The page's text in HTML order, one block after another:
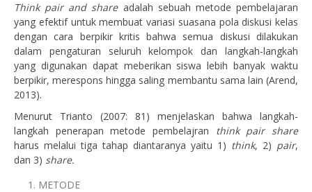
Think pair and shareadalah sebuah metode pembelajaran
yang efektif untuk membuat variasi suasana pola diskusi kelas
dengan cara berpikir kritis bahwa semua diskusi dilakukan
dalam pengaturan seluruh kelompok dan langkah-langkah
yang digunakan dapat meberikan siswa lebih banyak waktu
berpikir, merespons hingga saling membantu sama lain (Arend,
2013).
Menurut Trianto (2007: 81) menjelaskan bahwa langkah-
langkah penerapan metode pembelajran think pair share
harus melalui tiga tahap diantaranya yaitu 1) think, 2) pair,
dan 3) share.
METODE